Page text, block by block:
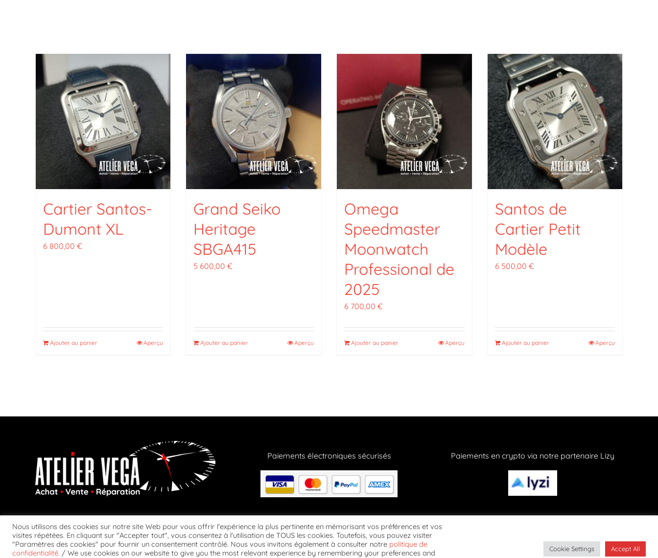
Cartier Santos-
Dumont XL
6 800,00 €
Ajouter au panier Aperçu
Grand Seiko
Heritage
SBGA415
5 600,00€
Ajouter au panier Aperçu
Omega
Speedmaster
Moonwatch
Professional de
2025
6 700,00 €
Ajouter au panier Aperçu
Santos de
Cartier Petit
Modèle
6 500,00 €
Ajouter au panier Aperçu
Paiements électroniques sécurisés Paiements en crypto via notre partenaire Lizy
Suivez-nous
Nous utilisons des cookies sur notre site Web pour vous offrir l'expérience la plus pertinente en mémorisant vos préférences et vos
visites répétées. En cliquant sur "Accepter tout", vous consentez à l'utilisation de TOUS les cookies. Toutefois, vous pouvez visiter
"Paramètres des cookies" pour fournir un consentement contrôlé. Nous vous invitons également à consulter notre politique de
confidentialité. / We use cookies on our website to give you the most relevant experience by remembering your preferences and
Cookie Settings Accept All